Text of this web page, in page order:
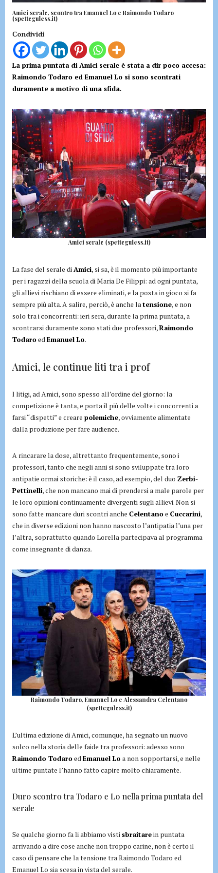
Amici serale, scontro tra Emanuel Lo e Raimondo Todaro
(spetteguless.it)
Condividi
La prima puntata di Amici serale è stata a dir poco accesa:
Raimondo Todaro ed Emanuel Lo si sono scontrati
duramente a motivo di una sfida.
Amici serale (spetteguless.it)
La fase del serale diAmici, si sa, è il momento più importante
per i ragazzi della scuola di Maria De Filippi: ad ogni puntata,
gli allievi rischiano di essere eliminati, e la posta in gioco si fa
sempre più alta. A salire, perciò, è anche latensione, e non
solo tra i concorrenti: ieri sera, durante la prima puntata, a
scontrarsi duramente sono stati due professori,Raimondo
TodaroedEmanuel Lo.
Amici, le continue liti tra i prof
I litigi, ad Amici, sono spesso all’ordine del giorno: la
competizione è tanta, e porta il più delle volte i concorrenti a
farsi “dispetti” e creare polemiche, ovviamente alimentate
dalla produzione per fare audience.
A rincarare la dose, altrettanto frequentemente, sono i
professori, tanto che negli anni si sono sviluppate tra loro
antipatie ormai storiche: è il caso, ad esempio, del duo Zerbi-
Pettinelli, che non mancano mai di prendersi a male parole per
le loro opinioni continuamente divergenti sugli allievi. Non si
sono fatte mancare duri scontri anche Celentanoe Cuccarini,
che in diverse edizioni non hanno nascosto l’antipatia l’una per
l’altra, soprattutto quando Lorella partecipava al programma
come insegnante di danza.
Raimondo Todaro, Emanuel Lo e Alessandra Celentano
(spetteguless.it)
L’ultima edizione di Amici, comunque, ha segnato un nuovo
solco nella storia delle faide tra professori: adesso sono
Raimondo Todaroed Emanuel Loa non sopportarsi, e nelle
ultime puntate l’hanno fatto capire molto chiaramente.
Duro scontro tra Todaro e Lo nella prima puntata del
serale
Se qualche giorno fa li abbiamo visti sbraitarein puntata
arrivando a dire cose anche non troppo carine, non è certo il
caso di pensare che la tensione tra Raimondo Todaro ed
Emanuel Lo sia scesa in vista del serale.